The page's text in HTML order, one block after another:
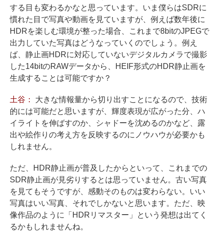
する目も変わるかなと思っています。いま僕らはSDRに
慣れた目で写真や動画を見ていますが、例えば数年後に
HDRを楽しむ環境が整った場合、これまで8bitのJPEGで
出力していた写真はどうなっていくのでしょう。例え
ば、静止画HDRに対応していないデジタルカメラで撮影
した14bitのRAWデータから、HEIF形式のHDR静止画を
生成することは可能ですか？
土谷： 大きな情報量から切り出すことになるので、技術
的には可能だと思いますが、輝度表現が広がった分、ハ
イライトを伸ばすのか、シャドーを沈めるのかなど、露
出や絵作りの考え方を反映するのにノウハウが必要かも
しれません。
ただ、HDR静止画が普及したからといって、これまでの
SDR静止画が見劣りするとは思っていません。古い写真
を見てもそうですが、感動そのものは変わらない。いい
写真はいい写真、それでしかないと思います。ただ、映
像作品のように「HDRリマスター」という発想は出てく
るかもしれませんね。